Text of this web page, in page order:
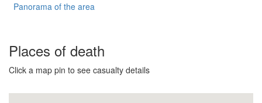
Panorama of the area
Places of death
Click a map pin to see casualty details